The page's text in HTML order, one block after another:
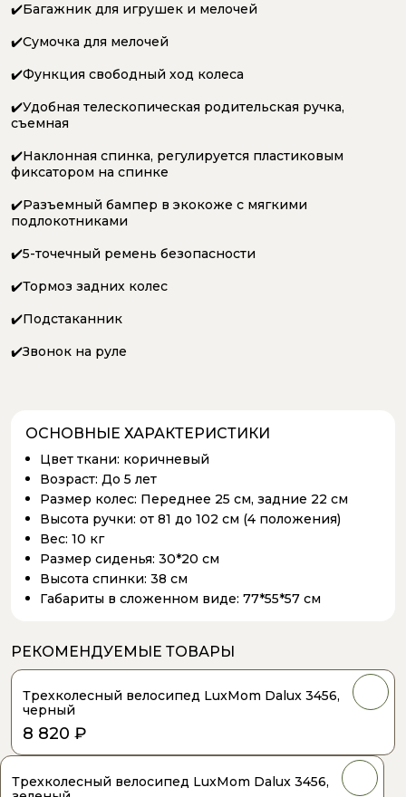
✔️Бaгaжник для игрушек и мелoчeй
✔️Cумoчкa для мeлочей
✔️Функция свободный ход колеса
✔️Удобнaя телеcкопичеcкая родительская ручка,
съемная
✔️Наклонная спинка, регулируется пластиковым
фиксатором на спинке
✔️Разъемный бампер в экокоже с мягкими
подлокотниками
✔️5-точечный ремень безопасности
✔️Тормоз задних колес
✔️Подстаканник
✔️Звонок на руле
ОСНОВНЫЕ ХАРАКТЕРИСТИКИ
Цвет ткани: коричневый
Возраст: До 5 лет
Размер колес: Переднее 25 см, задние 22 см
Высота ручки: от 81 до 102 см (4 положения)
Вес: 10 кг
Размер сиденья: 30*20 см
Высота спинки: 38 см
Габариты в сложенном виде: 77*55*57 см
РЕКОМЕНДУЕМЫЕ ТОВАРЫ
Трехколесный велосипед LuxMom Dalux 3456,
черный
8 820 ₽
Трехколесный велосипед LuxMom Dalux 3456,